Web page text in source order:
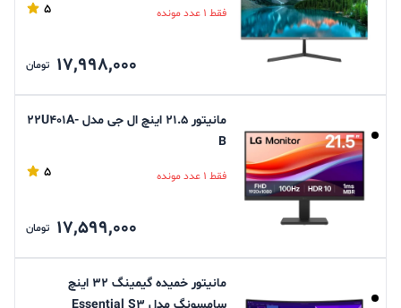
فقط 1 عدد مونده 5
17,998,000 تومان
مانیتور 21.5 اینچ ال جی مدل 22U401A-
B
فقط 1 عدد مونده 5
17,599,000 تومان
مانیتور خمیده گیمینگ 32 اینچ